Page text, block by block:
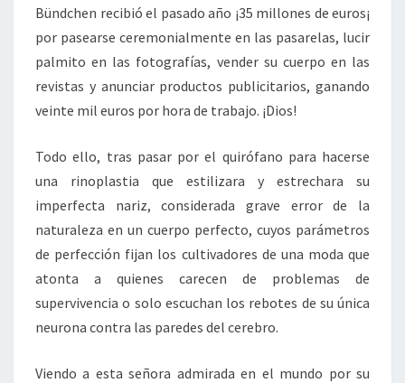
Bündchen recibió el pasado año ¡35 millones de euros¡
por pasearse ceremonialmente en las pasarelas, lucir
palmito en las fotografías, vender su cuerpo en las
revistas y anunciar productos publicitarios, ganando
veinte mil euros por hora de trabajo. ¡Dios!
Todo ello, tras pasar por el quirófano para hacerse
una rinoplastia que estilizara y estrechara su
imperfecta nariz, considerada grave error de la
naturaleza en un cuerpo perfecto, cuyos parámetros
de perfección fijan los cultivadores de una moda que
atonta a quienes carecen de problemas de
supervivencia o solo escuchan los rebotes de su única
neurona contra las paredes del cerebro.
Viendo a esta señora admirada en el mundo por su